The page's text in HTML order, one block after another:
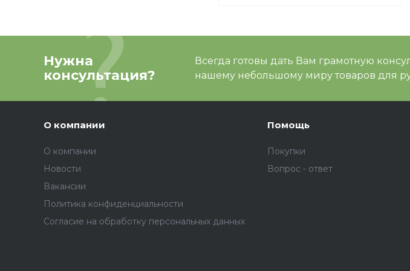
Нужна
консультация?
Всегда готовы дать Вам грамотную
нашему небольшому миру товаров для
О компании
О компании
Новости
Вакансии
Политика конфиденциальности
Согласие на обработку персональных данных
Помощь
Покупки
Вопрос - ответ